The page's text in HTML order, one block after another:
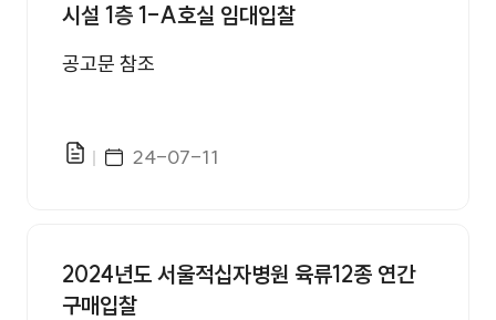
시설 1층 1-A호실 임대입찰
공고문 참조
파일있음게시일자
24-07-11
2024년도 서울적십자병원 육류12종 연간
구매입찰